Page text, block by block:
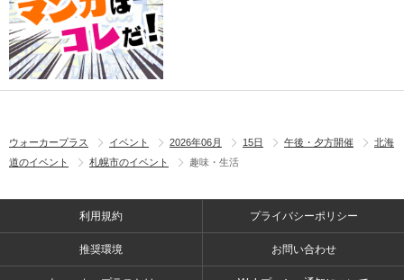
ウォーカープラス イベント 2026年06月 15日 午後・夕方開催
北海
道のイベント
札幌市のイベント 趣味・生活
利用規約 プライバシーポリシー
推奨環境 お問い合わせ